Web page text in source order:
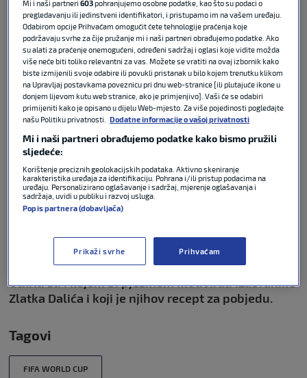
komentara
Podijeli :
Naš reporter Vedran Babić u Torontu je razgovarao
Paname, koja se igra u 1 sat po srednjoeuropskom
vremenu, najavili su 2:0 pobjedu Hrvatske te
istaknuli da očekuju više navijača nego u Dallasu.
Otkrili su i kojom bi pjesmom motivirali izabranike
Zlatka Dalića i koji je njihov recept za pobjedu.
Tagovi
FIFA WORLD CUP
Mi i naši partneri603pohranjujemo osobne podatke, kao što su podaci o
pregledavanju ili jedinstveni identifikatori, i pristupamo im na vašem uređaju.
Odabirom opcije Prihvaćam omogućit ćete tehnologije praćenja koje
podržavaju svrhe za čije pružanje mi i naši partneri obrađujemo podatke. Ako
su alati za praćenje onemogućeni, određeni sadržaj i oglasi koje vidite možda
više neće biti toliko relevantni za vas. Možete se vratiti na ovaj izbornik kako
biste izmijenili svoje odabire ili povukli pristanak u bilo kojem trenutku klikom
na Upravljaj postavkama poveznicu pri dnu web-stranice [ili plutajuće ikone u
donjem lijevom kutu web stranice, ako je primjenjivo]. Vaši će se odabiri
primijeniti kako je opisano u dijelu Web-mjesto. Za više pojedinosti pogledajte
našu Politiku privatnosti.
Dodatne informacije o vašoj privatnosti
Mi i naši partneri obrađujemo podatke kako bismo pružili
sljedeće:
Korištenje preciznih geolokacijskih podataka. Aktivno skeniranje
karakteristika uređaja za identifikaciju. Pohrana i/ili pristup podacima na
uređaju. Personalizirano oglašavanje i sadržaj, mjerenje oglašavanja i
sadržaja, uvidi u publiku i razvoj usluga.
Popis partnera (dobavljača)
Prikaži svrhe Prihvaćam